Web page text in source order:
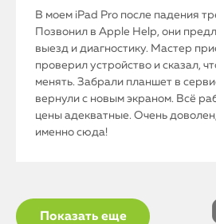
В моем iPad Pro после падения
Позвонил в Apple Help, они
выезд и диагностику. Мастер
проверил устройство и сказал,
менять. Забрали планшет в
вернули с новым экраном. Всё
цены адекватные. Очень
именно сюда!
Показать еще